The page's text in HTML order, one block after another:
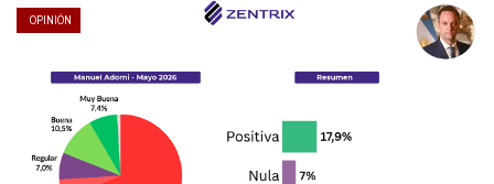
OPINIÓN